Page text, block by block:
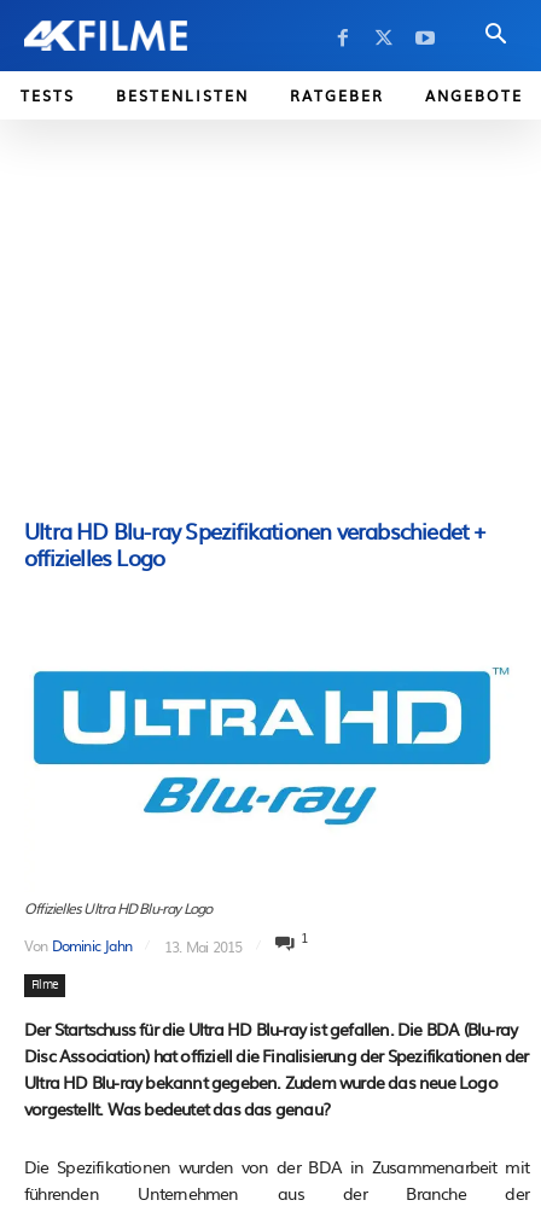
TESTS BESTENLISTEN RATGEBER ANGEBOTE
Ultra HD Blu-ray Spezifikationen verabschiedet +
offizielles Logo
Offizielles Ultra HD Blu-ray Logo
Von Dominic Jahn 13. Mai 2015 1
Filme
Der Startschuss für die Ultra HD Blu-ray ist gefallen. Die BDA (Blu-ray
Disc Association) hat offiziell die Finalisierung der Spezifikationen der
Ultra HD Blu-ray bekannt gegeben. Zudem wurde das neue Logo
vorgestellt. Was bedeutet das das genau?
Die Spezifikationen wurden von der BDA in Zusammenarbeit mit
führenden Unternehmen aus der Branche der